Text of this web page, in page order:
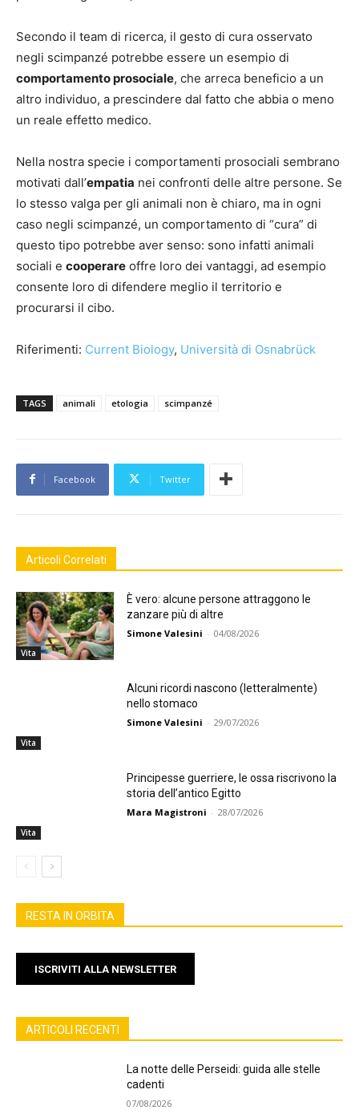
Secondo il team di ricerca, il gesto di cura osservato
negli scimpanzé potrebbe essere un esempio di
comportamento prosociale, che arreca beneficio a un
altro individuo, a prescindere dal fatto che abbia o meno
un reale effetto medico.
Nella nostra specie i comportamenti prosociali sembrano
motivati dall’empatia nei confronti delle altre persone. Se
lo stesso valga per gli animali non è chiaro, ma in ogni
caso negli scimpanzé, un comportamento di “cura” di
questo tipo potrebbe aver senso: sono infatti animali
sociali e cooperare offre loro dei vantaggi, ad esempio
consente loro di difendere meglio il territorio e
procurarsi il cibo.
Riferimenti: Current Biology, Università di Osnabrück
TAGS animali etologia scimpanzé
Facebook Twitter
Articoli Correlati
Vita
È vero: alcune persone attraggono le
zanzare più di altre
Simone Valesini - 04/08/2026
Vita
Alcuni ricordi nascono (letteralmente)
nello stomaco
Simone Valesini - 29/07/2026
Vita
Principesse guerriere, le ossa riscrivono la
storia dell’antico Egitto
Mara Magistroni - 28/07/2026
RESTA IN ORBITA
ISCRIVITI ALLA NEWSLETTER
ARTICOLI RECENTI
La notte delle Perseidi: guida alle stelle
cadenti
07/08/2026